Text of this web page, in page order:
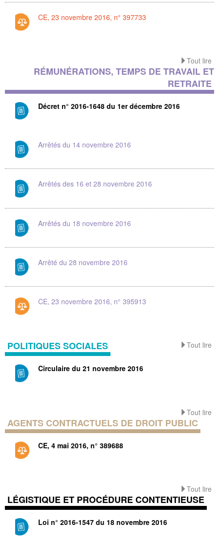
CE, 23 novembre 2016, n° 397733
Tout lire
RÉMUNÉRATIONS, TEMPS DE TRAVAIL ET
RETRAITE
Décret n° 2016-1648 du 1er décembre 2016
Arrêtés du 14 novembre 2016
Arrêtés des 16 et 28 novembre 2016
Arrêtés du 18 novembre 2016
Arrêté du 28 novembre 2016
CE, 23 novembre 2016, n° 395913
Tout lire
POLITIQUES SOCIALES
Circulaire du 21 novembre 2016
Tout lire
AGENTS CONTRACTUELS DE DROIT PUBLIC
CE, 4 mai 2016, n° 389688
Tout lire
LÉGISTIQUE ET PROCÉDURE CONTENTIEUSE
Loi n° 2016-1547 du 18 novembre 2016